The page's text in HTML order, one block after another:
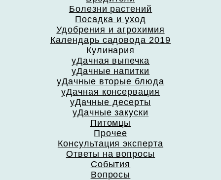
Болезни растений
Посадка и уход
Удобрения и агрохимия
Календарь садовода 2019
Кулинария
уДачная выпечка
уДачные напитки
уДачные вторые блюда
уДачная консервация
уДачные десерты
уДачные закуски
Питомцы
Прочее
Консультация эксперта
Ответы на вопросы
События
Вопросы